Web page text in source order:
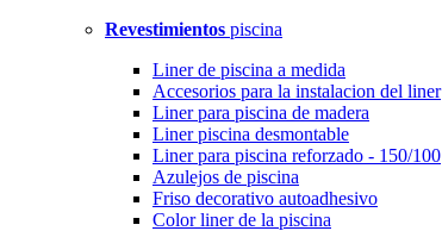
Revestimientos piscina
Liner de piscina a medida
Accesorios para la instalacion del liner
Liner para piscina de madera
Liner piscina desmontable
Liner para piscina reforzado - 150/100
Azulejos de piscina
Friso decorativo autoadhesivo
Color liner de la piscina